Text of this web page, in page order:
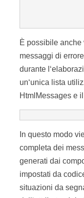
È possibile
messaggi di
durante
un‘unica lista
HtmlMessages e
In questo modo
completa dei
generati dai
impostati da
situazioni da